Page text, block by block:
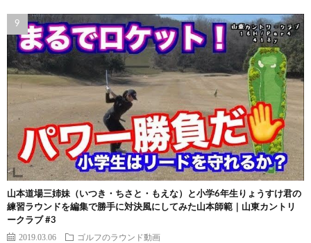
山本道場三姉妹（いつき・ちさと・もえな）と小学6年生りょうすけ君の
練習ラウンドを編集で勝手に対決風にしてみた山本師範｜山東カントリ
ークラブ #3
2019.03.06 ゴルフのラウンド動画